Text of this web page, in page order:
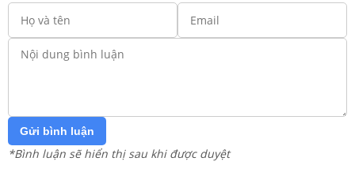
Gửi bình luận
*Bình luận sẽ hiển thị sau khi được duyệt